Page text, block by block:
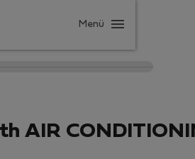
Menü
AIR